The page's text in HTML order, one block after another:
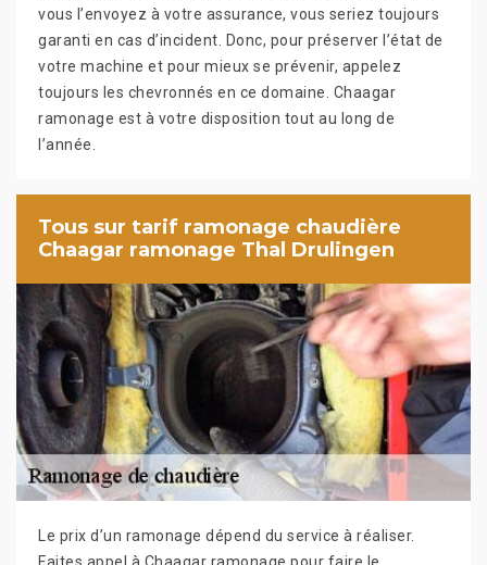
vous l’envoyez à votre assurance, vous seriez toujours
garanti en cas d’incident. Donc, pour préserver l’état de
votre machine et pour mieux se prévenir, appelez
toujours les chevronnés en ce domaine. Chaagar
ramonage est à votre disposition tout au long de
l’année.
Tous sur tarif ramonage chaudière
Chaagar ramonage Thal Drulingen
Le prix d’un ramonage dépend du service à réaliser.
Faites appel à Chaagar ramonage pour faire le